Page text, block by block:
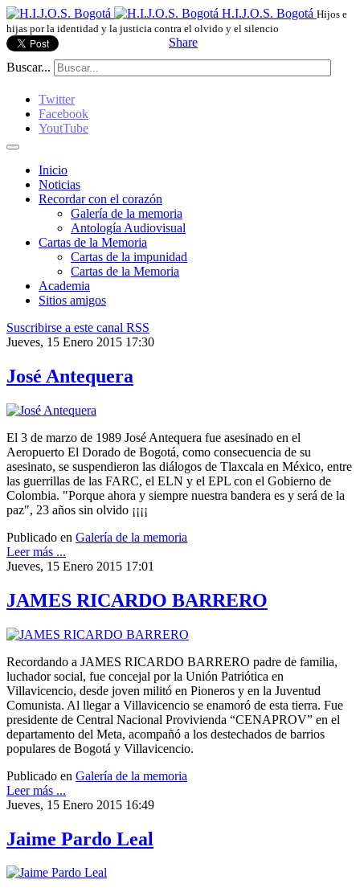
H.I.J.O.S. Bogotá Hijos e
hijas por la identidad y la justicia contra el olvido y el silencio
Share
Buscar...
Twitter
Facebook
YoutTube
Inicio
Noticias
Recordar con el corazón
Galería de la memoria
Antología Audiovisual
Cartas de la Memoria
Cartas de la impunidad
Cartas de la Memoria
Academia
Sitios amigos
Suscribirse a este canal RSS
Jueves, 15 Enero 2015 17:30
José Antequera
El 3 de marzo de 1989 José Antequera fue asesinado en el
Aeropuerto El Dorado de Bogotá, como consecuencia de su
asesinato, se suspendieron las diálogos de Tlaxcala en México, entre
las guerrillas de las FARC, el ELN y el EPL con el Gobierno de
Colombia. "Porque ahora y siempre nuestra bandera es y será de la
paz", 23 años sin olvido ¡¡¡¡
Publicado en Galería de la memoria
Leer más ...
Jueves, 15 Enero 2015 17:01
JAMES RICARDO BARRERO
Recordando a JAMES RICARDO BARRERO padre de familia,
luchador social, fue concejal por la Unión Patriótica en
Villavicencio, desde joven militó en Pioneros y en la Juventud
Comunista. Al llegar a Villavicencio se enamoró de esta tierra. Fue
presidente de Central Nacional Provivienda “CENAPROV” en el
departamento del Meta, acompañó a los destechados de barrios
populares de Bogotá y Villavicencio.
Publicado en Galería de la memoria
Leer más ...
Jueves, 15 Enero 2015 16:49
Jaime Pardo Leal